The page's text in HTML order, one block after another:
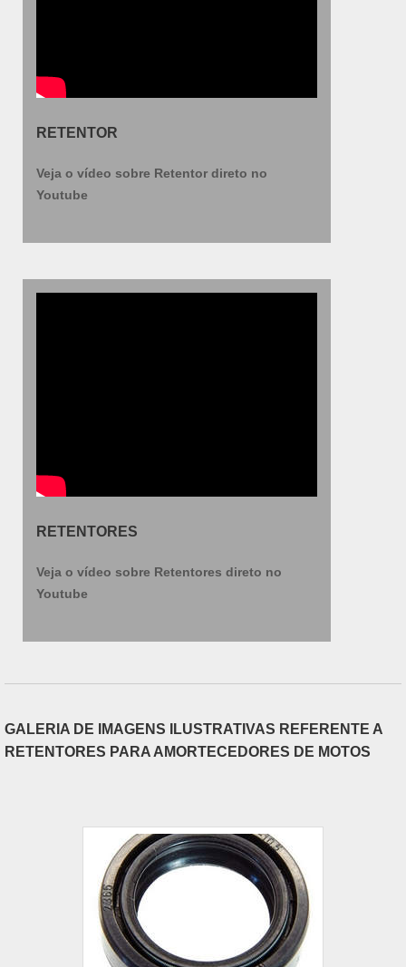
RETENTOR
Veja o vídeo sobre Retentor direto no
Youtube
RETENTORES
Veja o vídeo sobre Retentores direto no
Youtube
GALERIA DE IMAGENS ILUSTRATIVAS REFERENTE A
RETENTORES PARA AMORTECEDORES DE MOTOS